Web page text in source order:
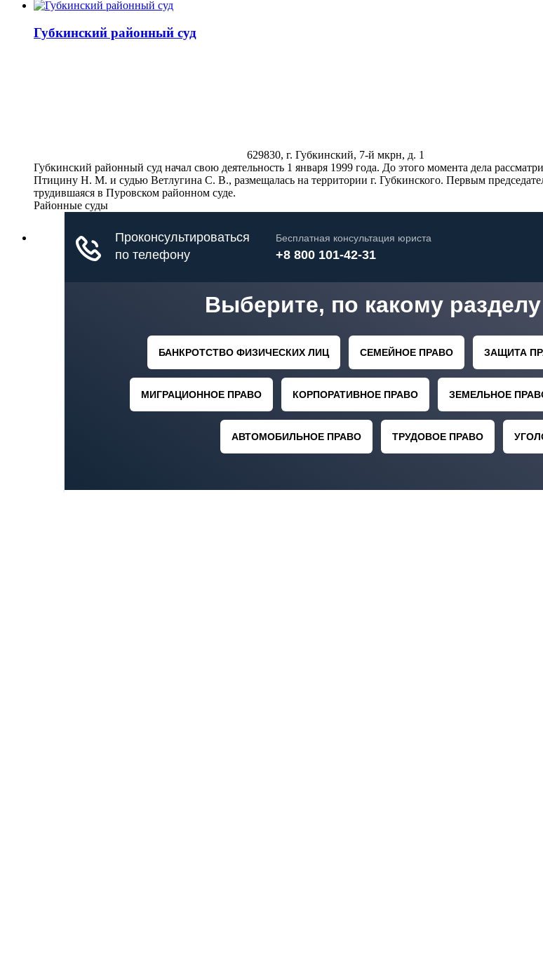
Губкинский районный суд
629830, г. Губкинский, 7-й мкрн, д. 1
Губкинский районный суд начал свою деятельность 1 января 1999 года. До этого момента дела
Птицину Н. М. и судью Ветлугина С. В., размещалась на территории г. Губкинского. Первым
трудившаяся в Пуровском районном суде.
Районные суды